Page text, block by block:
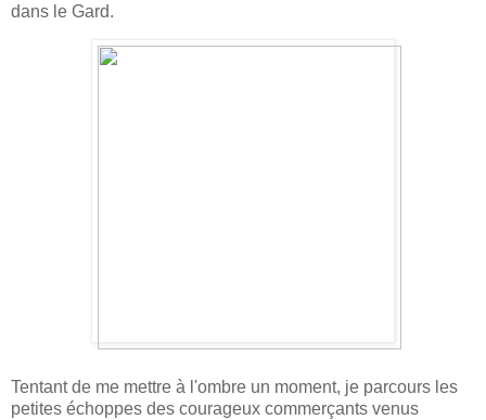
dans le Gard.
Tentant de me mettre à l'ombre un moment, je parcours les
petites échoppes des courageux commerçants venus